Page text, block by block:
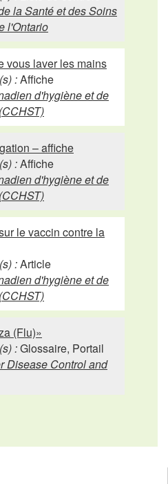
la Santé et des Soins
l'Ontario
vous laver les mains
:Affiche
d'hygiène et de
– affiche
:Affiche
d'hygiène et de
le vaccin contre la
:Article
d'hygiène et de
(Flu)»
:Glossaire, Portail
Disease Control and